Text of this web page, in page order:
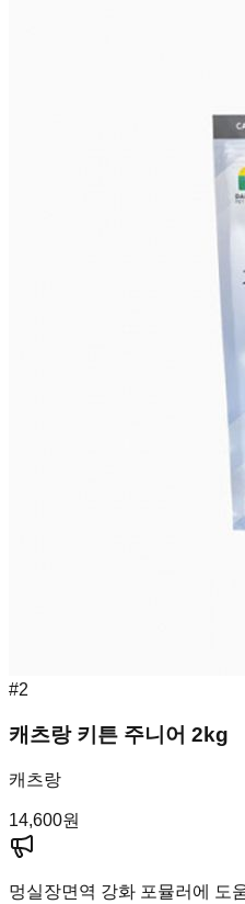
#2
캐츠랑 키튼 주니어 2kg
캐츠랑
14,600원
멍실장면역 강화 포뮬러에 도